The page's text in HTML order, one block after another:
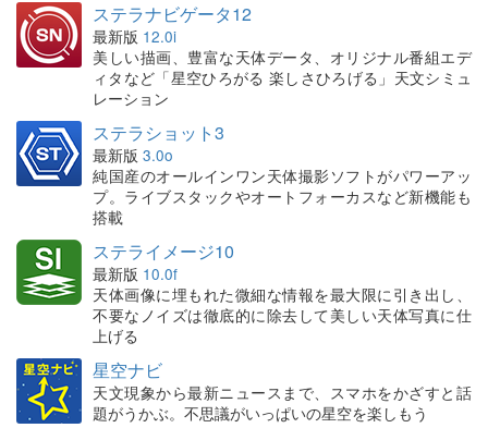
ステラナビゲータ12
最新版 12.0i
美しい描画、豊富な天体データ、オリジナル番組エデ
ィタなど「星空ひろがる 楽しさひろげる」天文シミュ
レーション
ステラショット3
最新版 3.0o
純国産のオールインワン天体撮影ソフトがパワーアッ
プ。ライブスタックやオートフォーカスなど新機能も
搭載
ステライメージ10
最新版 10.0f
天体画像に埋もれた微細な情報を最大限に引き出し、
不要なノイズは徹底的に除去して美しい天体写真に仕
上げる
星空ナビ
天文現象から最新ニュースまで、スマホをかざすと話
題がうかぶ。不思議がいっぱいの星空を楽しもう